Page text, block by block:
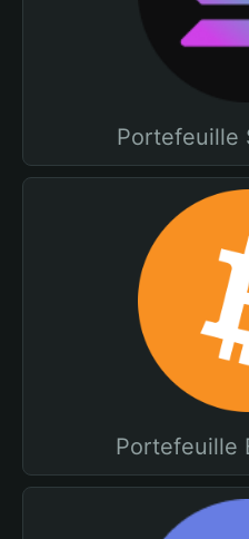
Portefeuille
Portefeuille